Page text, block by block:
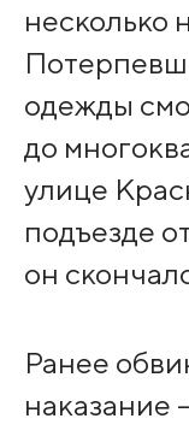
несколько
одежды
до
улице
подъезде
он
Ранее
наказание